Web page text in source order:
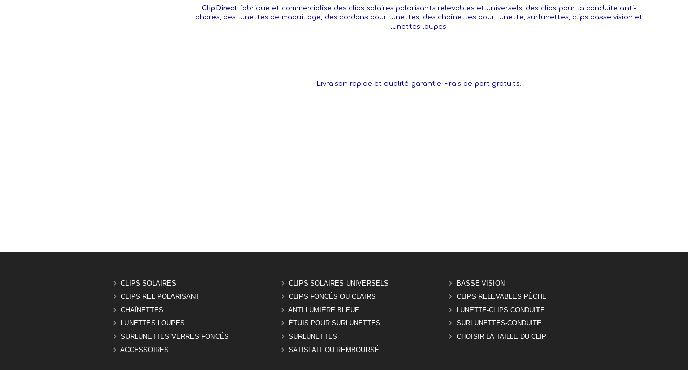
ClipDirect fabrique et commercialise des clips solaires polarisants relevables et universels, des clips pour la conduite anti-
phares, des lunettes de maquillage, des cordons pour lunettes, des chainettes pour lunette, surlunettes, clips basse vision et
lunettes loupes.
Livraison rapide et qualité garantie. Frais de port gratuits.
CLIPS SOLAIRES CLIPS SOLAIRES UNIVERSELS
BASSE VISION
CLIPS REL POLARISANT
CLIPS FONCÉS OU CLAIRS
CLIPS RELEVABLES PÊCHE
CHAÎNETTES
ANTI LUMIÈRE BLEUE
LUNETTE-CLIPS CONDUITE
LUNETTES LOUPES
ÉTUIS POUR SURLUNETTES
SURLUNETTES-CONDUITE
SURLUNETTES VERRES FONCÉS
SURLUNETTES
CHOISIR LA TAILLE DU CLIP
ACCESSOIRES
SATISFAIT OU REMBOURSÉ